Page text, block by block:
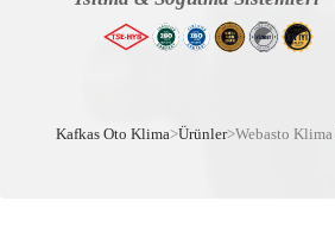
Kafkas Oto Klima>Ürünler>Webasto